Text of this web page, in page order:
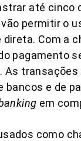
até cinco
permitir o
direta. Com a
pagamento
As
bancos e de
em
como